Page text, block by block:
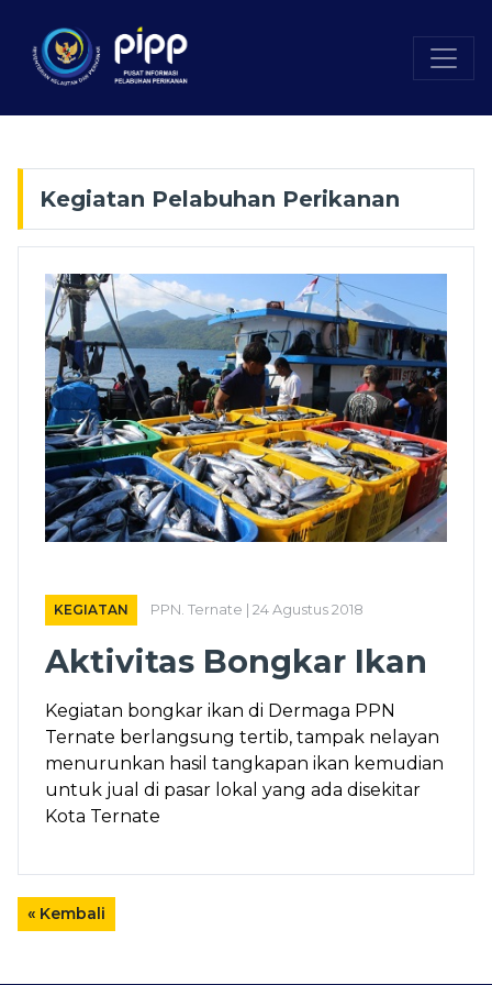
Kegiatan Pelabuhan Perikanan
KEGIATAN PPN. Ternate | 24 Agustus 2018
Aktivitas Bongkar Ikan
Kegiatan bongkar ikan di Dermaga PPN
Ternate berlangsung tertib, tampak nelayan
menurunkan hasil tangkapan ikan kemudian
untuk jual di pasar lokal yang ada disekitar
Kota Ternate
« Kembali